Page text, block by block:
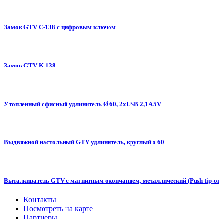
Замок GTV C-138 с цифровым ключом
Замок GTV K-138
Утопленный офисный удлинитель Ø 60, 2xUSB 2,1A 5V
Выдвижной настольный GTV удлинитель, круглый ø 60
Выталкиватель GTV c магнитным окончанием, металлический (Push tip-
Контакты
Посмотреть на карте
Партнеры